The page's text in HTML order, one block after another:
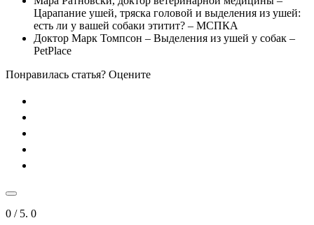
Царапание ушей, тряска головой и выделения из ушей:
есть ли у вашей собаки этитит? – МСПКА
Доктор Марк Томпсон – Выделения из ушей у собак –
PetPlace
Понравилась статья? Оцените
0 / 5. 0